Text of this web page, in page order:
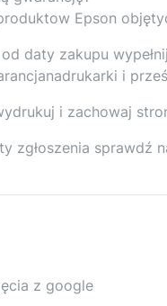
Epson
daty zakupu
i
i zachowaj
zgłoszenia
z google